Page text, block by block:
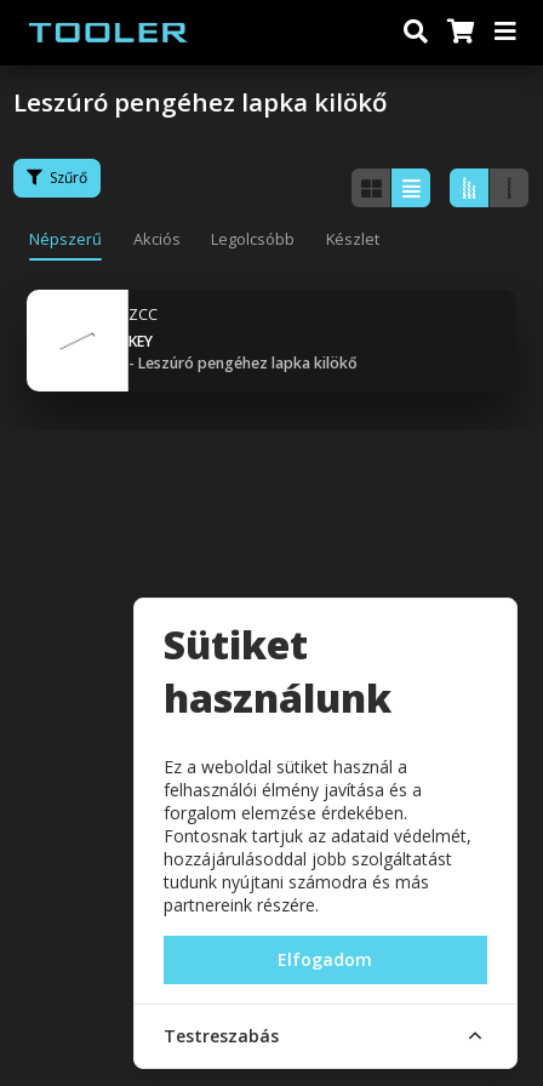
Leszúró pengéhez lapka kilökő
Szűrő
Népszerű Akciós Legolcsóbb Készlet
ZCC
KEY
- Leszúró pengéhez lapka kilökő
Sütiket
használunk
Ez a weboldal sütiket használ a
felhasználói élmény javítása és a
forgalom elemzése érdekében.
Fontosnak tartjuk az adataid védelmét,
hozzájárulásoddal jobb szolgáltatást
tudunk nyújtani számodra és más
partnereink részére.
Elfogadom
Testreszabás